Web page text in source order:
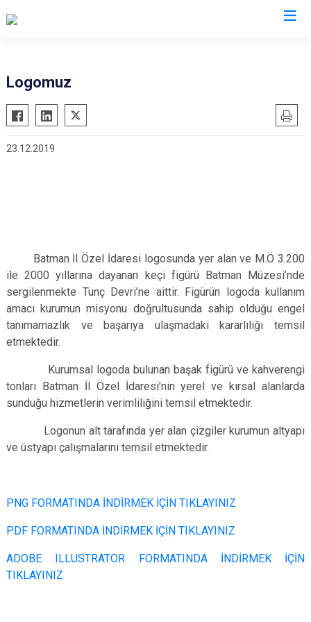
Logomuz
23.12.2019
Batman İl Özel İdaresi logosunda yer alan ve M.Ö 3.200
ile 2000 yıllarına dayanan keçi figürü Batman Müzesi’nde
sergilenmekte Tunç Devri’ne aittir. Figürün logoda kullanım
amacı kurumun misyonu doğrultusunda sahip olduğu engel
tanımamazlık ve başarıya ulaşmadaki kararlılığı temsil
etmektedir.
Kurumsal logoda bulunan başak figürü ve kahverengi
tonları Batman İl Özel İdaresi’nin yerel ve kırsal alanlarda
sunduğu hizmetlerin verimliliğini temsil etmektedir.
Logonun alt tarafında yer alan çizgiler kurumun altyapı
ve üstyapı çalışmalarını temsil etmektedir.
PNG FORMATINDA İNDİRMEK İÇİN TIKLAYINIZ
PDF FORMATINDA İNDİRMEK İÇİN TIKLAYINIZ
ADOBE ILLUSTRATOR FORMATINDA İNDİRMEK İÇİN
TIKLAYINIZ